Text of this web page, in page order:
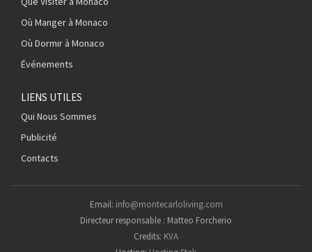
Où Manger à Monaco
Où Dormir à Monaco
Événements
LIENS UTILES
Qui Nous Sommes
Publicité
Contacts
Email: info@montecarloliving.com
Directeur responsable : Matteo Forcherio
Credits: KVA